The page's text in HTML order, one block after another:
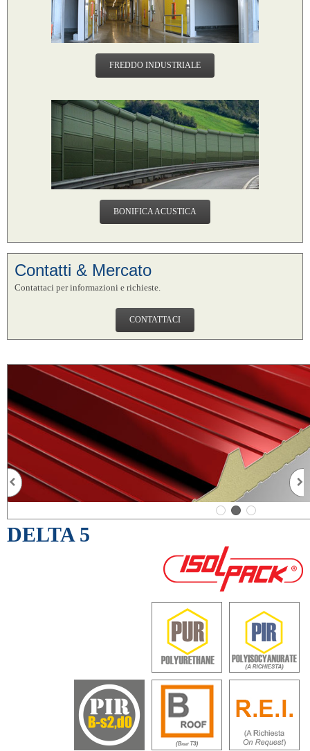
FREDDO INDUSTRIALE
BONIFICA ACUSTICA
Contatti & Mercato
Contattaci per informazioni e richieste.
CONTATTACI
DELTA 5